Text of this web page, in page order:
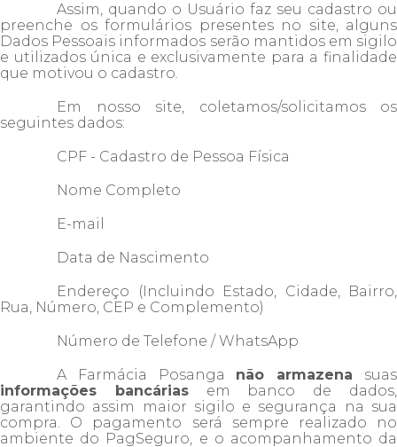
Assim, quando o Usuário faz seu cadastro ou
preenche os formulários presentes no site, alguns
Dados Pessoais informados serão mantidos em sigilo
e utilizados única e exclusivamente para a finalidade
que motivou o cadastro.
Em nosso site, coletamos/solicitamos os
seguintes dados:
CPF - Cadastro de Pessoa Física
Nome Completo
E-mail
Data de Nascimento
Endereço (Incluindo Estado, Cidade, Bairro,
Rua, Número, CEP e Complemento)
Número de Telefone / WhatsApp
A Farmácia Posanga não armazena suas
informações bancáriasem banco de dados,
garantindo assim maior sigilo e segurança na sua
compra. O pagamento será sempre realizado no
ambiente do PagSeguro, e o acompanhamento da